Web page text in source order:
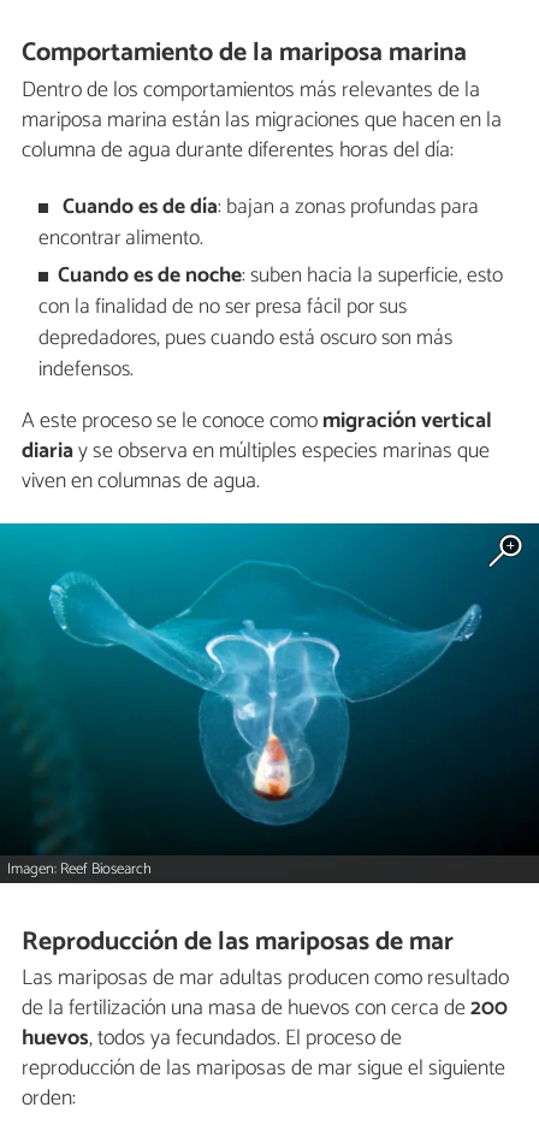
Comportamiento de la mariposa marina
Dentro de los comportamientos más relevantes de la
mariposa marina están las migraciones que hacen en la
columna de agua durante diferentes horas del día:
Cuando es de día: bajan a zonas profundas para
encontrar alimento.
Cuando es de noche: suben hacia la superficie, esto
con la finalidad de no ser presa fácil por sus
depredadores, pues cuando está oscuro son más
indefensos.
A este proceso se le conoce comomigración vertical
diariay se observa en múltiples especies marinas que
viven en columnas de agua.
Imagen: Reef Biosearch
Reproducción de las mariposas de mar
Las mariposas de mar adultas producen como resultado
de la fertilización una masa de huevos con cerca de200
huevos, todos ya fecundados. El proceso de
reproducción de las mariposas de mar sigue el siguiente
orden: